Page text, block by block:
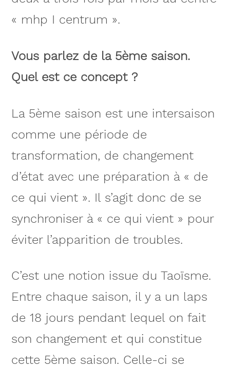
« mhp I centrum ».
Vous parlez de la 5ème saison.
Quel est ce concept ?
La 5ème saison est une intersaison
comme une période de
transformation, de changement
d’état avec une préparation à « de
ce qui vient ». Il s’agit donc de se
synchroniser à « ce qui vient » pour
éviter l’apparition de troubles.
C’est une notion issue du Taoïsme.
Entre chaque saison, il y a un laps
de 18 jours pendant lequel on fait
son changement et qui constitue
cette 5ème saison. Celle-ci se